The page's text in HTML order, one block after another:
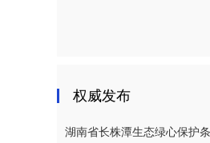
权威发布
湖南省长株潭生态绿心保护